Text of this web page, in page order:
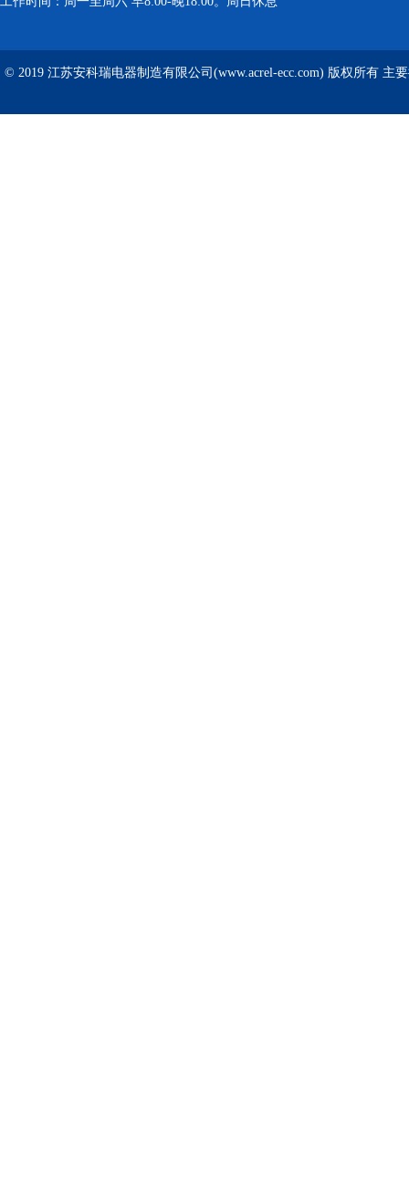
© 2019 江苏安科瑞电器制造有限公司(www.acrel-ecc.com) 版权所有 主